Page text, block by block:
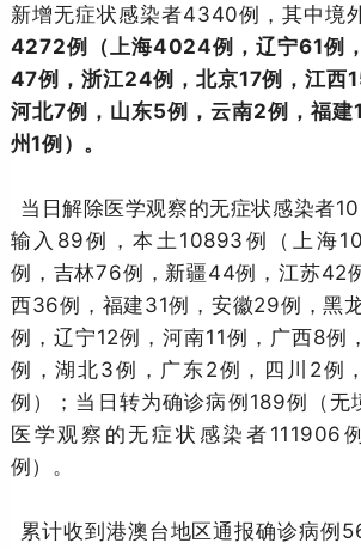
新增无症状感染者4340例，其中境
4272例（上海4024例，辽宁61例
47例，浙江24例，北京17例，江西
河北7例，山东5例，云南2例，福建
州1例）。
当日解除医学观察的无症状感染者
输入89例，本土10893例（上海
例，吉林76例，新疆44例，江苏42
西36例，福建31例，安徽29例，黑
例，辽宁12例，河南11例，广西8例
例，湖北3例，广东2例，四川2例
例）；当日转为确诊病例189例（无
医学观察的无症状感染者111906
例）。
累计收到港澳台地区通报确诊病例